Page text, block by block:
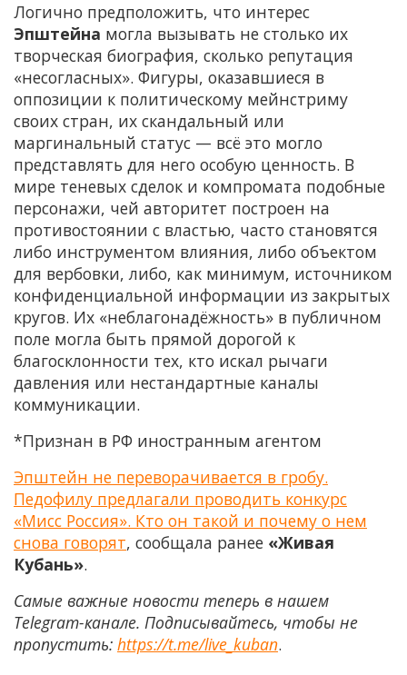
Логично предположить, что интерес
Эпштейна могла вызывать не столько их
творческая биография, сколько репутация
«несогласных». Фигуры, оказавшиеся в
оппозиции к политическому мейнстриму
своих стран, их скандальный или
маргинальный статус — всё это могло
представлять для него особую ценность. В
мире теневых сделок и компромата подобные
персонажи, чей авторитет построен на
противостоянии с властью, часто становятся
либо инструментом влияния, либо объектом
для вербовки, либо, как минимум, источником
конфиденциальной информации из закрытых
кругов. Их «неблагонадёжность» в публичном
поле могла быть прямой дорогой к
благосклонности тех, кто искал рычаги
давления или нестандартные каналы
коммуникации.
*Признан в РФ иностранным агентом
Эпштейн не переворачивается в гробу.
Педофилу предлагали проводить конкурс
«Мисс Россия». Кто он такой и почему о нем
снова говорят, сообщала ранее «Живая
Кубань».
Самые важные новости теперь в нашем
Telegram-канале. Подписывайтесь, чтобы не
пропустить: https://t.me/live_kuban.